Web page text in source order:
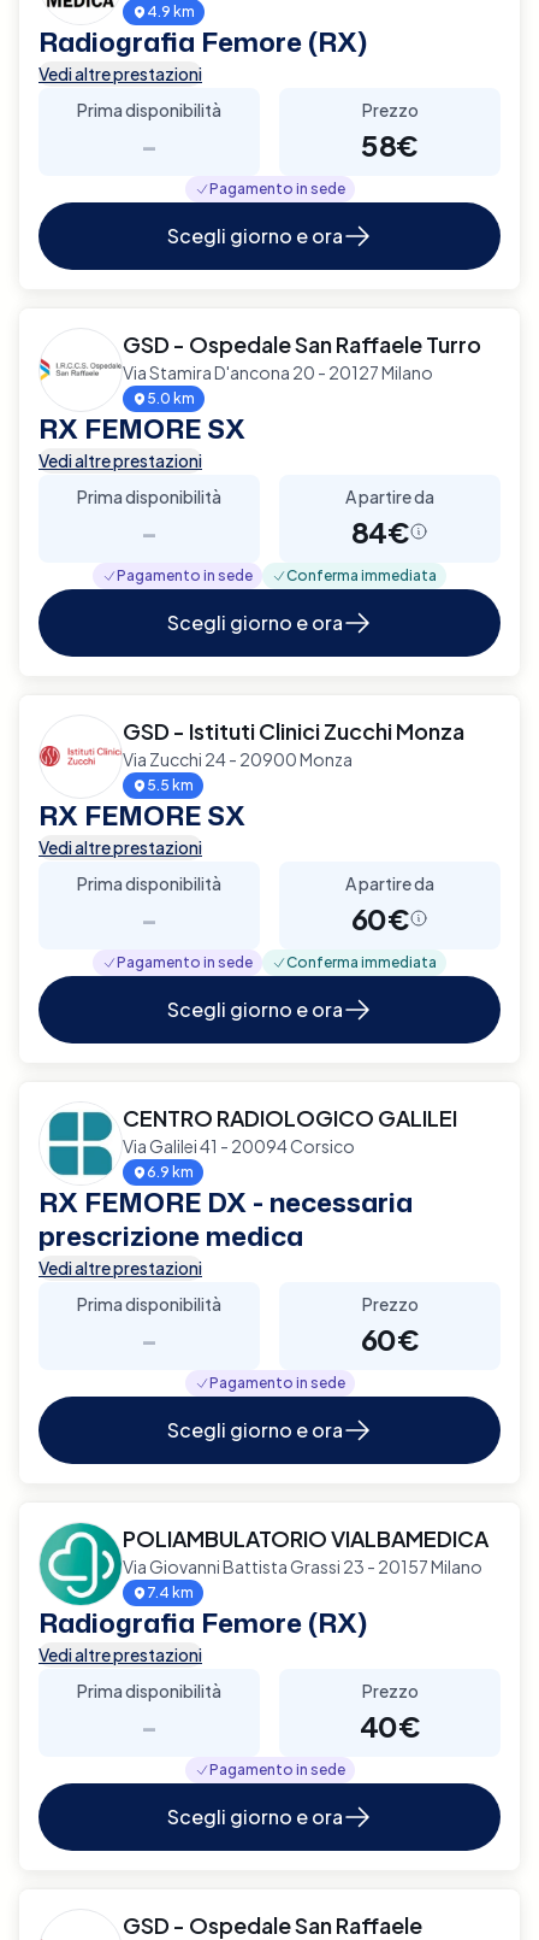
4.9 km
Radiografia Femore (RX)
Vedi altre prestazioni
Prima disponibilità
-
Prezzo
58€
Pagamento in sede
Scegli giorno e ora
GSD - Ospedale San Raffaele Turro
Via Stamira D'ancona 20 - 20127 Milano
5.0 km
RX FEMORE SX
Vedi altre prestazioni
Prima disponibilità
-
A partire da
84€
Pagamento in sede Conferma immediata
Scegli giorno e ora
GSD - Istituti Clinici Zucchi Monza
Via Zucchi 24 - 20900 Monza
5.5 km
RX FEMORE SX
Vedi altre prestazioni
Prima disponibilità
-
A partire da
60€
Pagamento in sede Conferma immediata
Scegli giorno e ora
CENTRO RADIOLOGICO GALILEI
Via Galilei 41 - 20094 Corsico
6.9 km
RX FEMORE DX - necessaria
prescrizione medica
Vedi altre prestazioni
Prima disponibilità
-
Prezzo
60€
Pagamento in sede
Scegli giorno e ora
POLIAMBULATORIO VIALBAMEDICA
Via Giovanni Battista Grassi 23 - 20157 Milano
7.4 km
Radiografia Femore (RX)
Vedi altre prestazioni
Prima disponibilità
-
Prezzo
40€
Pagamento in sede
Scegli giorno e ora
GSD - Ospedale San Raffaele